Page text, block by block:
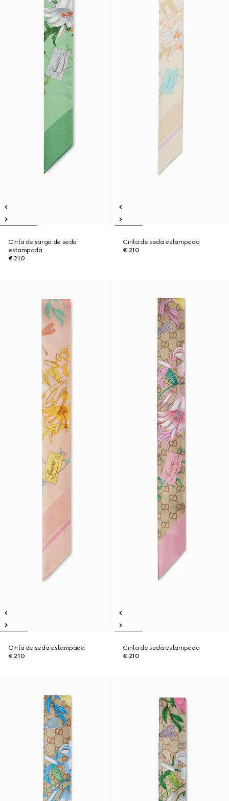
Cinta de sarga de seda
estampada
€ 210
Cinta de seda estampada
€ 210
Cinta de seda estampada
€ 210
Cinta de seda estampada
€ 210